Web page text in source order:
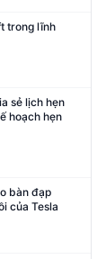
trong lĩnh
sẻ lịch hẹn
hoạch hẹn
bàn đạp
của Tesla